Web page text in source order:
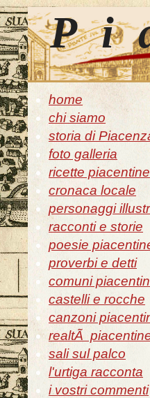
home
chi siamo
storia di
foto galleria
ricette piacentine
cronaca locale
personaggi
racconti e storie
poesie
proverbi e detti
comuni
castelli e rocche
canzoni
realtÃ
sali sul palco
l'urtiga racconta
i vostri commenti